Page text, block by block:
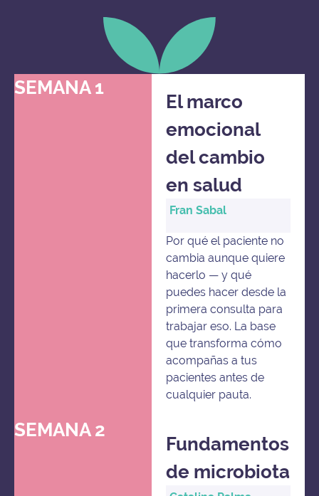
SEMANA 1
El marco
emocional
del cambio
en salud
Fran Sabal
Por qué el paciente no
cambia aunque quiere
hacerlo — y qué
puedes hacer desde la
primera consulta para
trabajar eso. La base
que transforma cómo
acompañas a tus
pacientes antes de
cualquier pauta.
SEMANA 2
Fundamentos
de microbiota